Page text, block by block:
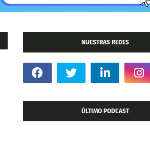
NUESTRAS REDES
ÚLTIMO PODCAST